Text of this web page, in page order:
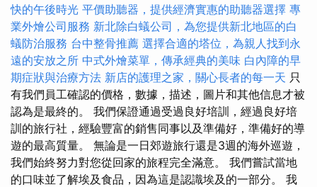
快的午後時光 平價助聽器，提供經濟實惠的助聽器選擇 專
業外燴公司服務 新北除白蟻公司，為您提供新北地區的白
蟻防治服務 台中整骨推薦 選擇合適的塔位，為親人找到永
遠的安放之所 中式外燴菜單，傳承經典的美味 白內障的早
期症狀與治療方法 新店的護理之家，關心長者的每一天 只
有我們員工確認的價格，數據，描述，圖片和其他信息才被
認為是最終的。 我們保證通過受過良好培訓，經過良好培
訓的旅行社，經驗豐富的銷售同事以及準備好，準備好的導
遊的最高質量。 無論是一日郊遊旅行還是3週的海外巡遊，
我們始終努力對您從回家的旅程完全滿意。 我們嘗試當地
的口味並了解埃及食品，因為這是認識埃及的一部分。 我